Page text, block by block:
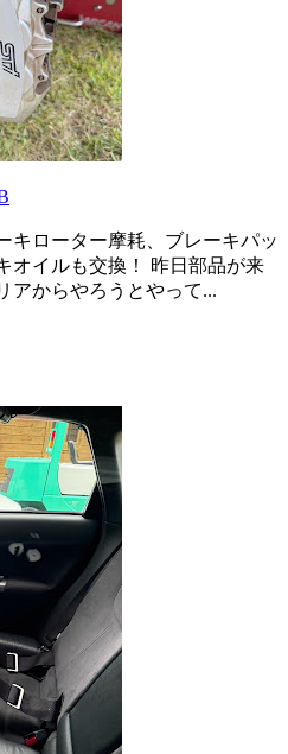
キローター摩耗、ブレーキパッ
オイルも交換！ 昨日部品が来
アからやろうとやって...